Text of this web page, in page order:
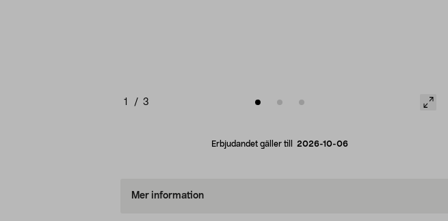
1 / 3
Erbjudandet gäller till 2026-10-06
Mer information